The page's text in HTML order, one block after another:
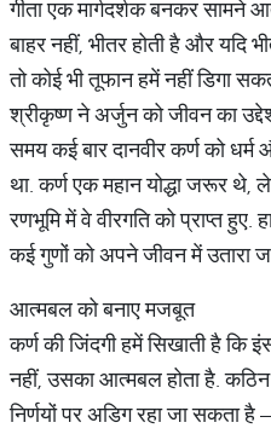
गीता एक मार्गदर्शक बनकर सामने
बाहर नहीं, भीतर होती है और
तो कोई भी तूफान हमें नहीं डिगा
श्रीकृष्ण ने अर्जुन को जीवन का
समय कई बार दानवीर कर्ण को
था. कर्ण एक महान योद्धा जरूर
रणभूमि में वे वीरगति को प्राप्त
कई गुणों को अपने जीवन में उतारा
आत्मबल को बनाए मजबूत
कर्ण की जिंदगी हमें सिखाती है कि
नहीं, उसका आत्मबल होता है.
निर्णयों पर अडिग रहा जा सकता